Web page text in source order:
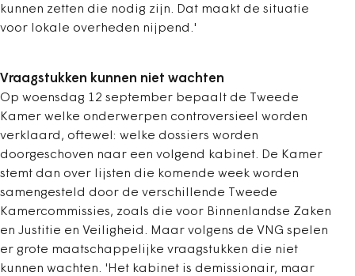
kunnen zetten die nodig zijn. Dat maakt de situatie
voor lokale overheden nijpend.'
Vraagstukken kunnen niet wachten
Op woensdag 12 september bepaalt de Tweede
Kamer welke onderwerpen controversieel worden
verklaard, oftewel: welke dossiers worden
doorgeschoven naar een volgend kabinet. De Kamer
stemt dan over lijsten die komende week worden
samengesteld door de verschillende Tweede
Kamercommissies, zoals die voor Binnenlandse Zaken
en Justitie en Veiligheid. Maar volgens de VNG spelen
er grote maatschappelijke vraagstukken die niet
kunnen wachten. 'Het kabinet is demissionair, maar